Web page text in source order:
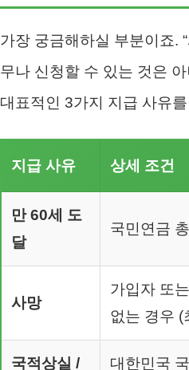
가장 궁금해하실 부분이죠.
무나 신청할 수 있는 것은
대표적인 3가지 지급 사유
지급 사유 상세 조건
만 60세 도
달
국민연금
사망
가입자 또
없는 경우 (
국적상실 / 대한민국